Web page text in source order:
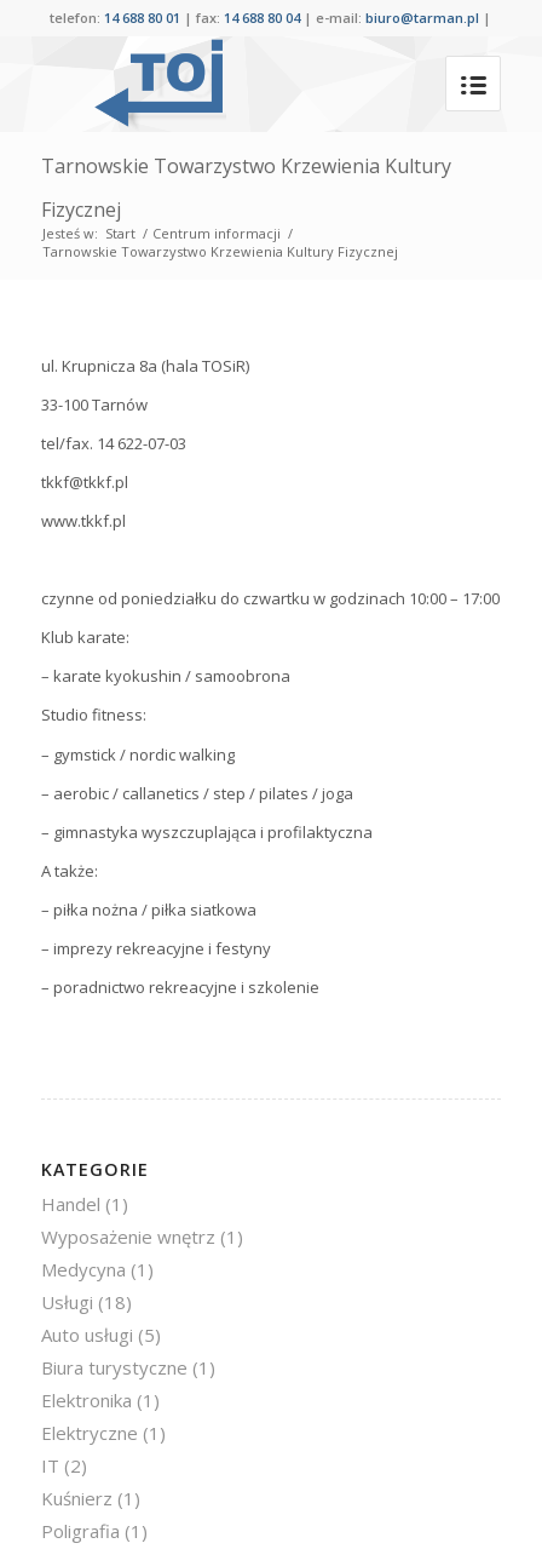
telefon: 14 688 80 01 | fax: 14 688 80 04 | e-mail:biuro@tarman.pl |
Tarnowskie Towarzystwo Krzewienia Kultury
Fizycznej
Jesteś w: Start / Centrum informacji /
Tarnowskie Towarzystwo Krzewienia Kultury Fizycznej
ul. Krupnicza 8a (hala TOSiR)
33-100 Tarnów
tel/fax. 14 622-07-03
tkkf@tkkf.pl
www.tkkf.pl
czynne od poniedziałku do czwartku w godzinach 10:00 – 17:00
Klub karate:
– karate kyokushin / samoobrona
Studio fitness:
– gymstick / nordic walking
– aerobic / callanetics / step / pilates / joga
– gimnastyka wyszczuplająca i profilaktyczna
A także:
– piłka nożna / piłka siatkowa
– imprezy rekreacyjne i festyny
– poradnictwo rekreacyjne i szkolenie
KATEGORIE
Handel (1)
Wyposażenie wnętrz (1)
Medycyna (1)
Usługi (18)
Auto usługi (5)
Biura turystyczne (1)
Elektronika (1)
Elektryczne (1)
IT (2)
Kuśnierz (1)
Poligrafia (1)